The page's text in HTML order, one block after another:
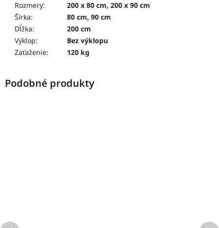
Rozmery:
200 x 80 cm, 200 x 90 cm
Šírka:
80 cm, 90 cm
Dĺžka:
200 cm
Výklop:
Bez výklopu
Zaťaženie: 120 kg